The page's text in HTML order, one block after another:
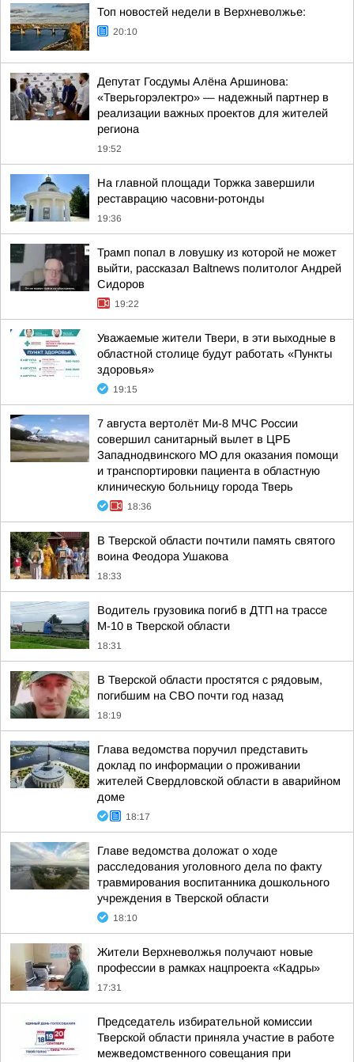
Топ новостей недели в Верхневолжье:
20:10
Депутат Госдумы Алёна Аршинова:
«Тверьгорэлектро» — надежный партнер в
реализации важных проектов для жителей
региона
19:52
На главной площади Торжка завершили
реставрацию часовни-ротонды
19:36
Трамп попал в ловушку из которой не может
выйти, рассказал Baltnews политолог Андрей
Сидоров
19:22
Уважаемые жители Твери, в эти выходные в
областной столице будут работать «Пункты
здоровья»
19:15
7 августа вертолёт Ми-8 МЧС России
совершил санитарный вылет в ЦРБ
Западнодвинского МО для оказания помощи
и транспортировки пациента в областную
клиническую больницу города Тверь
18:36
В Тверской области почтили память святого
воина Феодора Ушакова
18:33
Водитель грузовика погиб в ДТП на трассе
М-10 в Тверской области
18:31
В Тверской области простятся с рядовым,
погибшим на СВО почти год назад
18:19
Глава ведомства поручил представить
доклад по информации о проживании
жителей Свердловской области в аварийном
доме
18:17
Главе ведомства доложат о ходе
расследования уголовного дела по факту
травмирования воспитанника дошкольного
учреждения в Тверской области
18:10
Жители Верхневолжья получают новые
профессии в рамках нацпроекта «Кадры»
17:31
Председатель избирательной комиссии
Тверской области приняла участие в работе
межведомственного совещания при